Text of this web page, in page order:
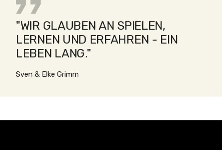
"WIR GLAUBEN AN SPIELEN,
LERNEN UND ERFAHREN - EIN
LEBEN LANG."
Sven & Elke Grimm